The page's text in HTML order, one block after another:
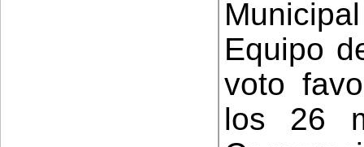
Equipo
voto
los 26